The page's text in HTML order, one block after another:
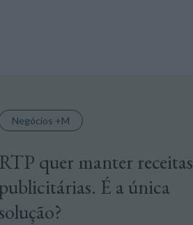
Negócios +M
RTP quer manter receitas
publicitárias. É a única
solução?